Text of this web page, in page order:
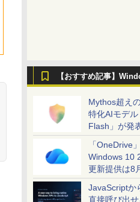
【おすすめ記事】
Mythos超え
特化AIモデ
Flash」が発
「OneDrive
Windows 10
更新提供は8
JavaScriptか
直接呼び出